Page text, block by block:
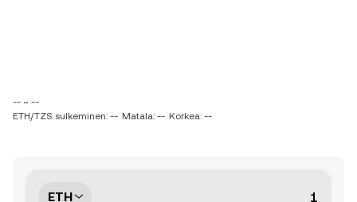
-- ~ --
ETH/TZS sulkeminen: -- Matala: -- Korkea: --
ETH